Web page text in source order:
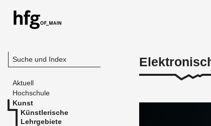
Suche und Index
Aktuell
Hochschule
Kunst
Künstlerische
Lehrgebiete